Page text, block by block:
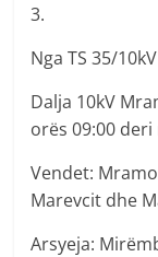
3.
Nga TS 35/
Dalja 10kV
orës 09:00
Vendet:
Marevcit dhe
Arsyeja: